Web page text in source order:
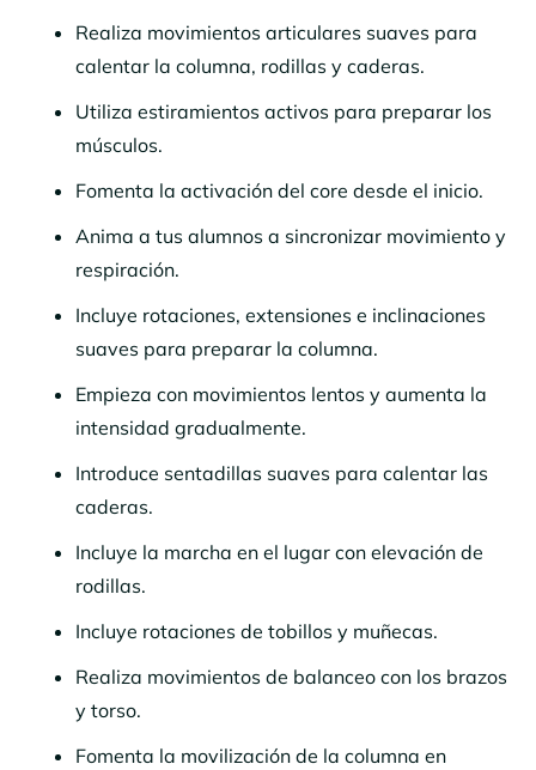
Realiza movimientos articulares suaves para
calentar la columna, rodillas y caderas.
Utiliza estiramientos activos para preparar los
músculos.
Fomenta la activación del core desde el inicio.
Anima a tus alumnos a sincronizar movimiento y
respiración.
Incluye rotaciones, extensiones e inclinaciones
suaves para preparar la columna.
Empieza con movimientos lentos y aumenta la
intensidad gradualmente.
Introduce sentadillas suaves para calentar las
caderas.
Incluye la marcha en el lugar con elevación de
rodillas.
Incluye rotaciones de tobillos y muñecas.
Realiza movimientos de balanceo con los brazos
y torso.
Fomenta la movilización de la columna en